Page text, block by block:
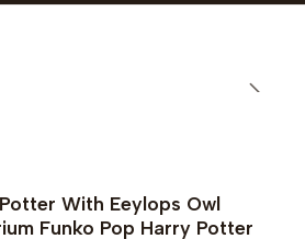
With Eeylops Owl
Funko Pop Harry Potter